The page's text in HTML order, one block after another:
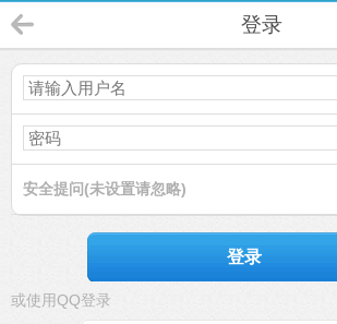
登录
安全提问(未设置请忽略)
登录
或使用QQ登录